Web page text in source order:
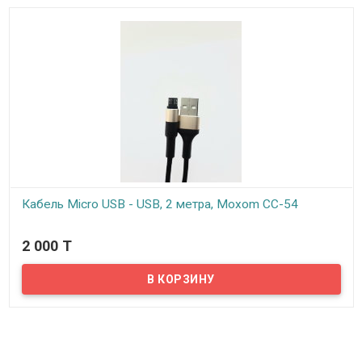
Кабель Micro USB - USB, 2 метра, Moxom CC-54
оплетке.Контакты разъемов крепкие и надежные, а контактная
площадка покрыта никелем. Предназначен для соединения
смартфонов, планшетов, MP-3 плееров, цифровых фото- и
2 000 T